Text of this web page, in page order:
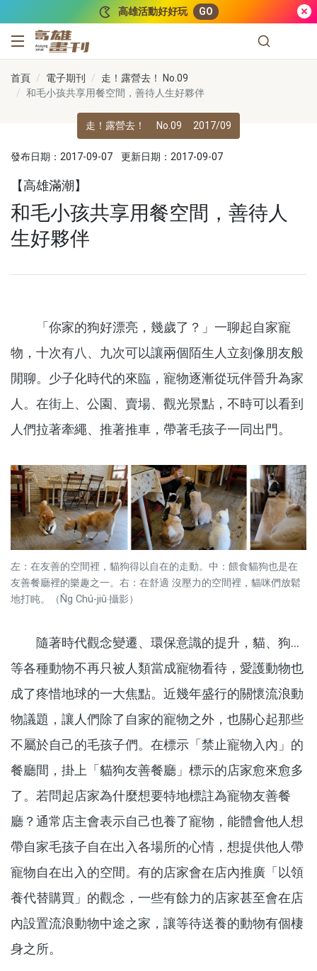
高雄活動好好玩 GO
高雄畫刊
首頁 電子期刊
走！露營去！ No.09
和毛小孩共享用餐空間，善待人生好夥伴
走！露營去！ No.09 2017/09
發布日期：2017-09-07 更新日期：2017-09-07
【高雄滿潮】
和毛小孩共享用餐空間，善待人
生好夥伴
「你家的狗好漂亮，幾歲了？」一聊起自家寵
物，十次有八、九次可以讓兩個陌生人立刻像朋友般
閒聊。少子化時代的來臨，寵物逐漸從玩伴晉升為家
人。在街上、公園、賣場、觀光景點，不時可以看到
人們拉著牽繩、推著推車，帶著毛孩子一同出門。
左：在友善的空間裡，貓狗得以自在的走動。中：餵食貓狗也是在
友善餐廳裡的樂趣之一。右：在舒適 沒壓力的空間裡，貓咪們放鬆
地打盹。（N̂g Chú-jiû‧攝影）
隨著時代觀念變遷、環保意識的提升，貓、狗…
等各種動物不再只被人類當成寵物看待，愛護動物也
成了疼惜地球的一大焦點。近幾年盛行的關懷流浪動
物議題，讓人們除了自家的寵物之外，也關心起那些
不屬於自己的毛孩子們。在標示「禁止寵物入內」的
餐廳間，掛上「貓狗友善餐廳」標示的店家愈來愈多
了。若問起店家為什麼想要特地標註為寵物友善餐
廳？通常店主會表示自己也養了寵物，能體會他人想
帶自家毛孩子自在出入各場所的心情，想提供他人帶
寵物自在出入的空間。有的店家會在店內推廣「以領
養代替購買」的觀念，一些有餘力的店家甚至會在店
內設置流浪動物中途之家，讓等待送養的動物有個棲
身之所。